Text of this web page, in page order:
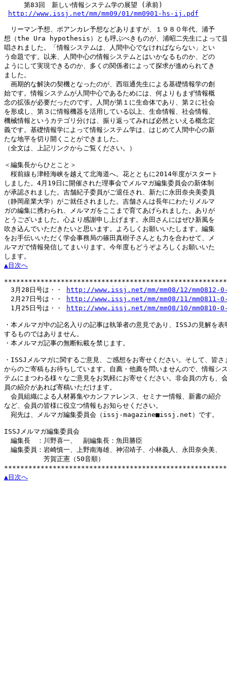
第83回　新しい情報システム学の展望 (承前)
http://www.issj.net/mm/mm09/01/mm0901-hs-ij.pdf
リーマン予想、ポアンカレ予想などありますが、１９８０年代、浦予
想（the Ura hypothesis）とも呼ぶべきものが、浦昭二先生によって
唱されました。「情報システムは、人間中心でなければならない」とい
う命題です。以来、人間中心の情報システムとはいかなるものか、どの
ようにして実現できるのか、多くの関係者によって探求が進められてき
ました。
画期的な解決の契機となったのが、西垣通先生による基礎情報学の創
始です。情報システムが人間中心であるためには、何よりもまず情報概
念の拡張が必要だったのです。人間が第１に生命体であり、第２に社会
を形成し、第３に情報機器を活用している以上、生命情報、社会情報、
機械情報というカテゴリ分けは、振り返ってみれば必然といえる概念定
義です。基礎情報学によって情報システム学は、はじめて人間中心の新
たな地平を切り開くことができました。
（全文は、上記リンクからご覧ください。）
＜編集長からひとこと＞
桜前線も津軽海峡を越えて北海道へ。花とともに2014年度がスタート
しました。4月19日に開催された理事会でメルマガ編集委員会の新体制
が承認されました。吉舗紀子委員がご退任され、新たに永田奈央美委員
（静岡産業大学）がご就任されました。吉舗さんは長年にわたりメルマ
ガの編集に携わられ、メルマガをここまで育てあげられました。ありが
とうございました。心より感謝申し上げます。永田さんにはぜひ新風を
吹き込んでいただきたいと思います。よろしくお願いいたします。編集
をお手伝いいただく学会事務局の篠田真樹子さんとも力を合わせて、メ
ルマガで情報発信してまいります。今年度もどうぞよろしくお願いいた
▲目次へ
3月28日号は・・
http://www.issj.net/mm/mm08/12/mm0812-
2月27日号は・・
http://www.issj.net/mm/mm08/11/mm0811-
1月25日号は・・
http://www.issj.net/mm/mm08/10/mm0810-
・本メルマガ中の記名入りの記事は執筆者の意見であり、ISSJの見解を表
するものではありません。
・本メルマガ記事の無断転載を禁じます。
・ISSJメルマガに関するご意見、ご感想をお寄せください。そして、皆さ
からのご寄稿もお待ちしています。自薦・他薦を問いませんので、情報シ
テムにまつわる様々なご意見をお気軽にお寄せください。非会員の方も、
員の紹介があれば寄稿いただけます。
会員組織による人材募集やカンファレンス、セミナー情報、新書の紹介
など、会員の皆様に役立つ情報もお知らせください。
宛先は、メルマガ編集委員会（issj-magazine■issj.net）です。
ISSJメルマガ編集委員会
編集長　：川野喜一、　副編集長：魚田勝臣
編集委員：岩崎慎一、上野南海雄、神沼靖子、小林義人、永田奈央美、
芳賀正憲（50音順）
▲目次へ